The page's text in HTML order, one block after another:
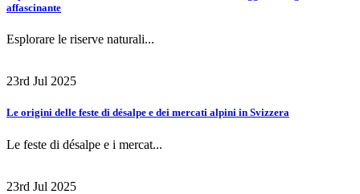
affascinante
Esplorare le riserve naturali...
23rd Jul 2025
Le origini delle feste di désalpe e dei mercati alpini in Svizzera
Le feste di désalpe e i mercat...
23rd Jul 2025